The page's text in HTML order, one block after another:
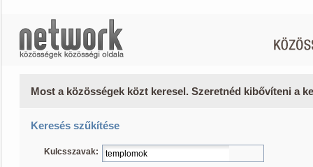
Most a közösségek közt keresel. Szeretnéd kibővíteni a
Keresés szűkítése
Kulcsszavak: